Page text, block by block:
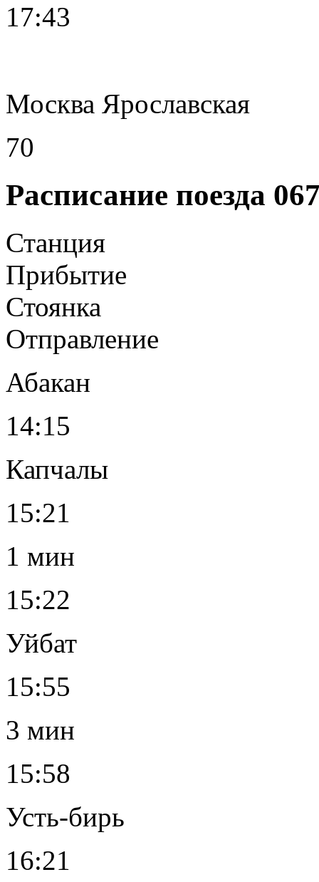
17:43
Москва Ярославская
70
Расписание поезда
Станция
Прибытие
Стоянка
Отправление
Абакан
14:15
Капчалы
15:21
1 мин
15:22
Уйбат
15:55
3 мин
15:58
Усть-бирь
16:21